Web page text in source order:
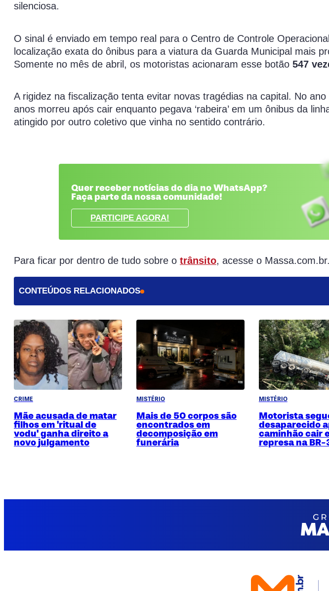
silenciosa.
O sinal é enviado em tempo real para o Centro de Controle
localização exata do ônibus para a viatura da Guarda Municipal mais
Somente no mês de abril, os motoristas acionaram esse botão 547
A rigidez na fiscalização tenta evitar novas tragédias na capital. No
anos morreu após cair enquanto pegava ‘rabeira’ em um ônibus da
atingido por outro coletivo que vinha no sentido contrário.
Quer receber notícias do dia no WhatsApp?
Faça parte da nossa comunidade!
PARTICIPE AGORA!
Para ficar por dentro de tudo sobre o trânsito, acesse o Massa.com.br.
CONTEÚDOS RELACIONADOS
CRIME
Mãe acusada de matar
filhos em 'ritual de
vodu' ganha direito a
novo julgamento
MISTÉRIO
Mais de 50 corpos são
encontrados em
decomposição em
funerária
MISTÉRIO
Motorista
desaparecido
caminhão cair
represa na BR-